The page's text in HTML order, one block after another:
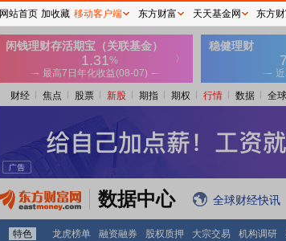
财经 焦点 股票 新股 期指 期权 行情 数据 全球
数据中心 全球财经快讯
特色 龙虎榜单 融资融券 股权质押 大宗交易 机构调研
网站首页 加收藏 移动客户端 东方财富 天天基金网 东方